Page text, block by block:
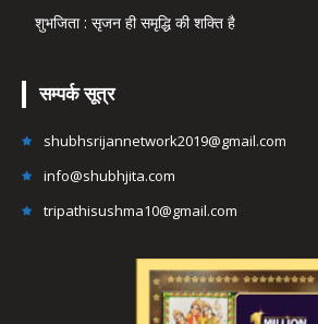
शुभजिता : सृजन ही समृद्धि की शक्ति है
सम्पर्क सूत्र
shubhsrijannetwork2019@gmail.com
info@shubhjita.com
tripathisushma10@gmail.com